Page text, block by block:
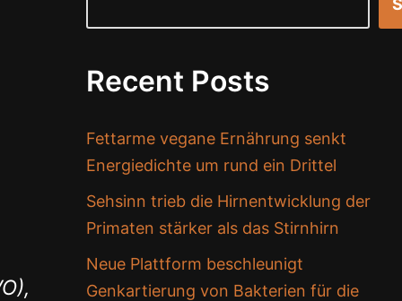
Recent Posts
Fettarme vegane Ernährung senkt
Energiedichte um rund ein Drittel
Sehsinn trieb die Hirnentwicklung der
Primaten stärker als das Stirnhirn
Neue Plattform beschleunigt
Genkartierung von Bakterien für die